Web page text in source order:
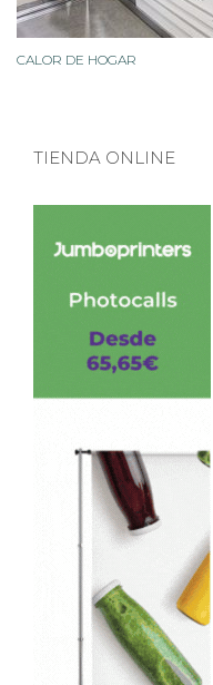
CALOR DE HOGAR
TIENDA ONLINE